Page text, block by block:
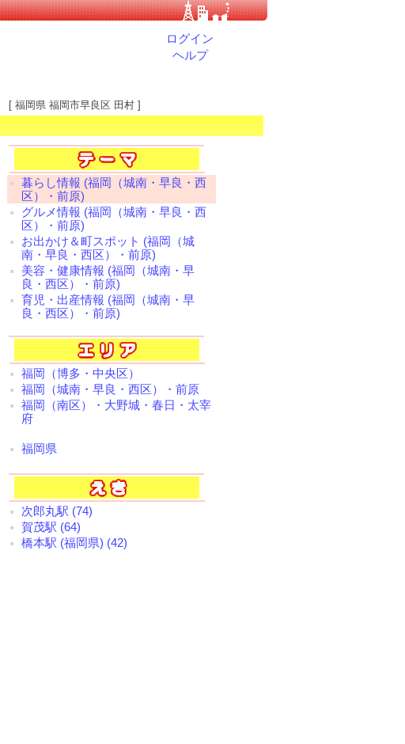
ログイン
ヘルプ
[ 福岡県 福岡市早良区 田村 ]
暮らし情報 (福岡（城南・早良・西
区）・前原)
グルメ情報 (福岡（城南・早良・西
区）・前原)
お出かけ＆町スポット (福岡（城
南・早良・西区）・前原)
美容・健康情報 (福岡（城南・早
良・西区）・前原)
育児・出産情報 (福岡（城南・早
良・西区）・前原)
福岡（博多・中央区）
福岡（城南・早良・西区）・前原
福岡（南区）・大野城・春日・太宰
府
福岡県
次郎丸駅 (74)
賀茂駅 (64)
橋本駅 (福岡県) (42)